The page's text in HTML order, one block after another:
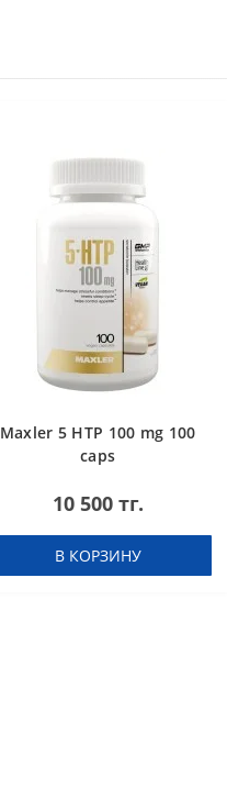
Maxler 5 HTP 100 mg 100
caps
10 500 тг.
В КОРЗИНУ